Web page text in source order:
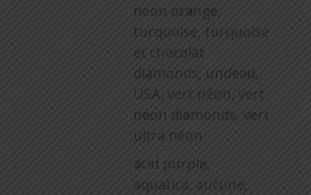
neon orange,
turquoise, turquoise
et chocolat
diamonds, undead,
USA, vert néon, vert
néon diamonds, vert
ultra néon
acid purple,
aquatica, aucune,